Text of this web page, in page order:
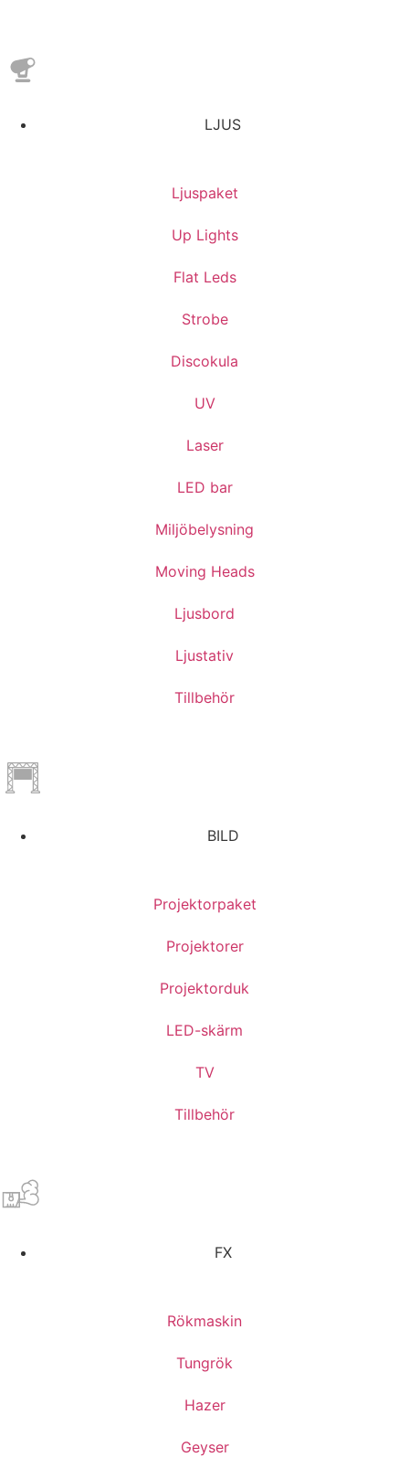
LJUS
Ljuspaket
Up Lights
Flat Leds
Strobe
Discokula
UV
Laser
LED bar
Miljöbelysning
Moving Heads
Ljusbord
Ljustativ
Tillbehör
BILD
Projektorpaket
Projektorer
Projektorduk
LED-skärm
TV
Tillbehör
FX
Rökmaskin
Tungrök
Hazer
Geyser